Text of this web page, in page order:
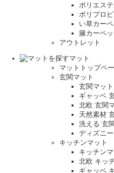
ポリエス
ポリプロ
い草カー
籐カーペッ
アウトレット
マット
マットトップペ
玄関マット
玄関マッ
ギャッベ
北欧 玄関
天然素材
洗える 玄
ディズニ
キッチンマット
キッチン
北欧 キッ
ギャッベ